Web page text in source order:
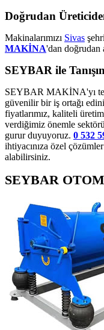
Doğrudan
Makinalarımızı Sivas
MAKİNA'dan doğrudan
SEYBAR ile Tanışın
SEYBAR MAKİNA'yı
güvenilir bir iş ortağı
fiyatlarımız, kaliteli
verdiğimiz önemle
gurur duyuyoruz. 0 532
ihtiyacınıza özel
alabilirsiniz.
SEYBAR